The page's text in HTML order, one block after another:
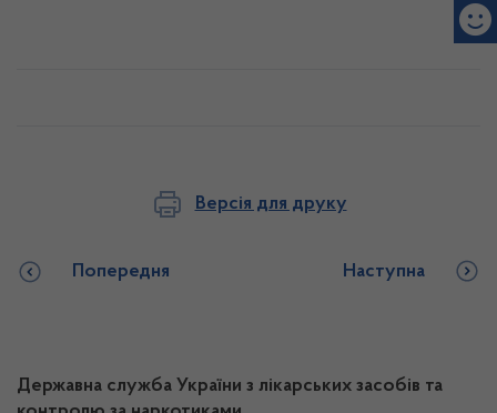
Версія для друку
Попередня Наступна
Державна служба України з лікарських засобів та